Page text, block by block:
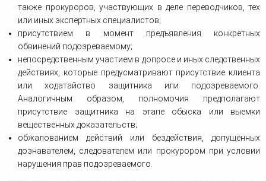
также прокуроров, участвующих в деле переводчиков, тех
или иных экспертных специалистов;
присутствием в момент предъявления конкретных
обвинений подозреваемому;
непосредственным участием в допросе и иных следственных
действиях, которые предусматривают присутствие клиента
или ходатайство защитника или подозреваемого.
Аналогичным образом, полномочия предполагают
присутствие защитника на этапе обыска или выемки
вещественных доказательств;
обжалованием действий или бездействия, допущенных
дознавателем, следователем или прокурором при условии
нарушения прав подозреваемого.